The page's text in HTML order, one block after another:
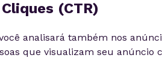
(CTR)
analisará também nos
que visualizam seu anúncio